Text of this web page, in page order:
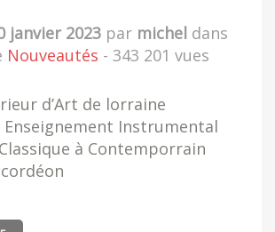
janvier 2023 par michel dans
Nouveautés - 343 201 vues
d’Art de lorraine
Enseignement Instrumental
à Contemporrain